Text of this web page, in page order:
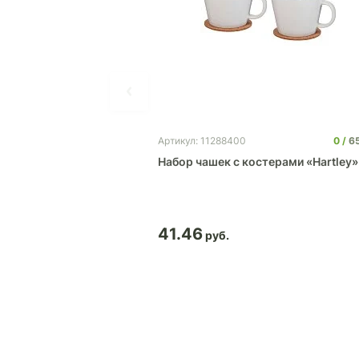
Артикул: 11288400 0
Набор чашек с костерами «Hartley»
41.46